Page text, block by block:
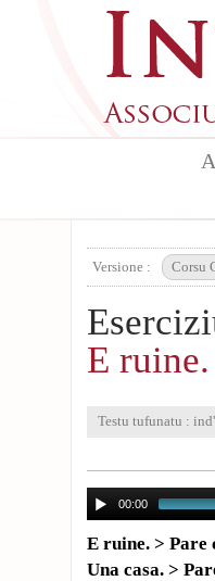
Versione : Corsu
E
Testu tufunatu :
00:00
E ruine. > Pare
Una casa. >